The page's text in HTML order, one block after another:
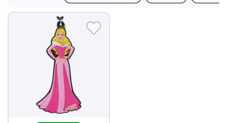
Ajándékkártya
Szállítás és fizetés
Sorozatos cuccok
Filmes cuccok